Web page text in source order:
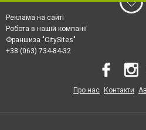
Реклама на сайті
Робота в нашій компанії
Франшиза "CitySites"
+38 (063) 734-84-32
Про нас Контакти